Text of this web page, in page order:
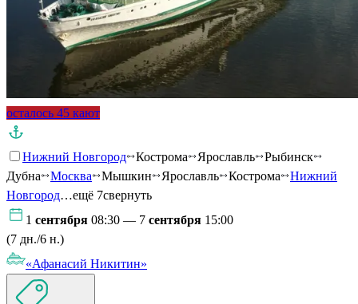
осталось 45 кают
Нижний Новгород Кострома Ярославль
Рыбинск
Дубна
Москва Мышкин Ярославль Кострома
Нижний
Новгород…ещё 7свернуть
1 сентября 08:30 — 7 сентября 15:00
(7 дн./6 н.)
«Афанасий Никитин»